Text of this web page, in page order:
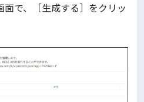
面で、［生成する］をクリッ